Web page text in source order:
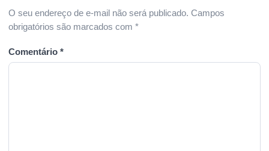
O seu endereço de e-mail não será publicado. Campos
obrigatórios são marcados com *
Comentário *